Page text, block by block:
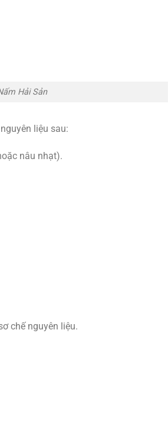
Hải Sản
liệu sau:
nâu nhạt).
chế nguyên liệu.